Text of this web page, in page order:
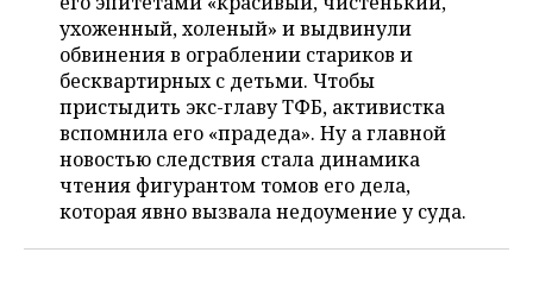
НЕФТЬ
ОПК
ЭНЕРГЕТИКА
ТРАНСПОРТ
УСЛУГИ
МЕДИА
ТЕЛЕКОММУНИКАЦИИ
НОВОСТИ МЕРОПРИЯТИЙ
ВЫЕЗДНАЯ РЕДАКЦИЯ
БИЗНЕС-БРАНЧИ
ONLINE-КОНФЕРЕНЦИИ
СПОРТ
НОВОСТИ СПОРТА
ФУТБОЛ
ХОККЕЙ
ОБЩЕСТВО
НОВОСТИ ОБЩЕСТВА
ВЛАСТЬ
ФОТОГАЛЕРЕЯ
СЮЖЕТЫ
ухоженный, холеный» и выдвинули
обвинения в ограблении стариков и
бесквартирных с детьми. Чтобы
пристыдить экс-главу ТФБ, активистка
вспомнила его «прадеда». Ну а главной
новостью следствия стала динамика
чтения фигурантом томов его дела,
которая явно вызвала недоумение у суда.